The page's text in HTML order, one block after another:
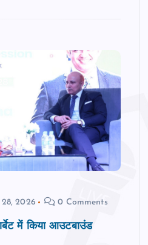
28, 2026 0 Comments
में किया आउटबाउंड